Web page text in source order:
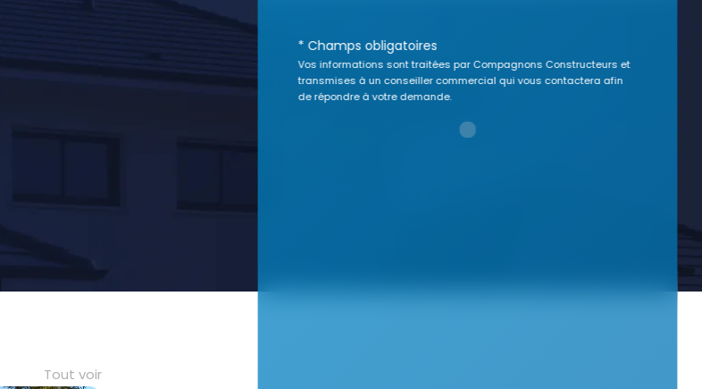
Tout voir
* Champs obligatoires
Vos informations sont traitées par Compagnons Constructeurs et
transmises à un conseiller commercial qui vous contactera afin
de répondre à votre demande.